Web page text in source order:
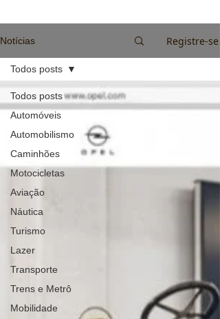
Notícias Registre-se
Todos posts
Automóveis
Automobilismo
Caminhões
Motocicletas
Aviação
Náutica
Turismo
Lazer
Transporte
Trens e Metrô
Mobilidade
Todos posts